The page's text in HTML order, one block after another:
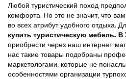
Любой туристический поход
комфорта. Но это не значит, что
во всех атрибут удобного отдыха.
купить туристическую мебель. В
приобрести через наш интернет-
нас такие товары подобраны
маркетологами, которые не
особенностями организации